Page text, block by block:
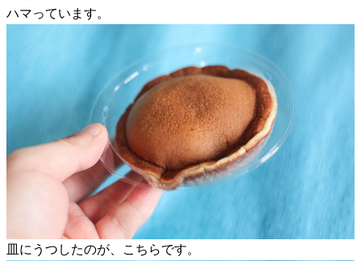
ハマっています。
皿にうつしたのが、こちらです。